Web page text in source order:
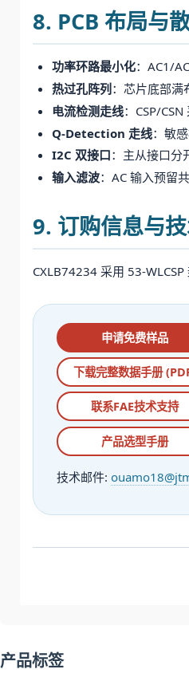
8. PCB 布局与
功率环路最小化：AC1/
热过孔阵列 ：芯片底部
电流检测走线：CSP/
Q-Detection 走线：敏
I2C 双接口：主从接口分
输入滤波：AC 输入预留
9. 订购信息与
CXLB74234 采用 53-
申请免费样品
下载完整数据手册
联系FAE技术支持
产品选型手册
技术邮件:
产品标签